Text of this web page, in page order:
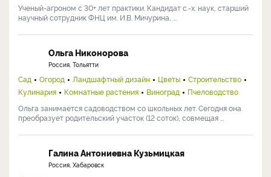
Ученый-агроном с 30+ лет практики. Кандидат с.-х. наук, старший
научный сотрудник ФНЦ им. И.В. Мичурина, ...
Ольга Никонорова
Россия, Тольятти
Сад Огород Ландшафтный дизайн Цветы
Строительство
Кулинария
Комнатные растения Виноград
Пчеловодство
Ольга занимается садоводством со школьных лет. Сегодня она
преобразует родительский участок (12 соток), совмещая ...
Галина Антониевна Кузьмицкая
Россия, Хабаровск